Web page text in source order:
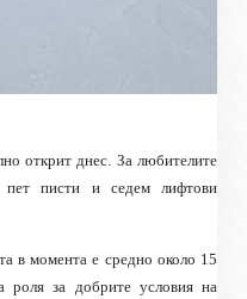
открит днес. За любителите
пет писти и седем лифтови
в момента е средно около 15
роля за добрите условия на